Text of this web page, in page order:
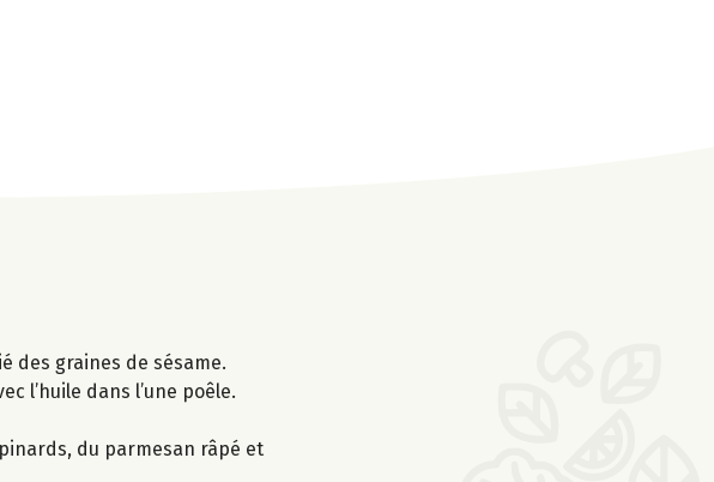
des graines de sésame.
l’huile dans l’une poêle.
du parmesan râpé et